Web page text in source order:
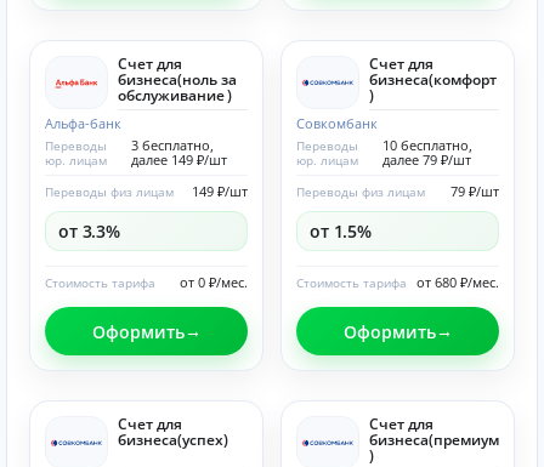
Счет для
бизнеса(ноль за
обслуживание )
Альфа-банк
3 бесплатно,
далее 149 ₽/шт
Переводы
юр. лицам
149 ₽/шт
Переводы физ лицам
от 3.3%
от 0 ₽/мес.
Стоимость тарифа
Оформить
Счет для
бизнеса(комфорт
)
Совкомбанк
10 бесплатно,
далее 79 ₽/шт
Переводы
юр. лицам
79 ₽/шт
Переводы физ лицам
от 1.5%
от 680 ₽/мес.
Стоимость тарифа
Оформить
Счет для
бизнеса(успех)
Счет для
бизнеса(премиум
)